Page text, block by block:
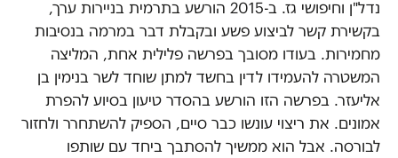
נדל"ן וחיפושי גז. ב-2015 הורשע בתרמית בניירות ערך,
בקשירת קשר לביצוע פשע ובקבלת דבר במרמה בנסיבות
מחמירות. בעודו מסובך בפרשה פלילית אחת, המליצה
המשטרה להעמידו לדין בחשד למתן שוחד לשר בנימין בן
אליעזר. בפרשה הזו הורשע בהסדר טיעון בסיוע להפרת
אמונים. את ריצוי עונשו כבר סיים, הספיק להשתחרר ולחזור
לבורסה. אבל הוא ממשיך להסתבך ביחד עם שותפו